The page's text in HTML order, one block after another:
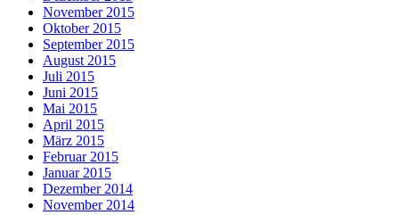
November 2015
Oktober 2015
September 2015
August 2015
Juli 2015
Juni 2015
Mai 2015
April 2015
März 2015
Februar 2015
Januar 2015
Dezember 2014
November 2014